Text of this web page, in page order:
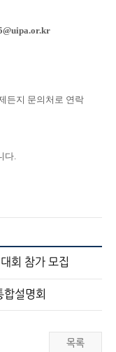
든지 문의처로 연락
다.
회 참가 모집
설명회
목록